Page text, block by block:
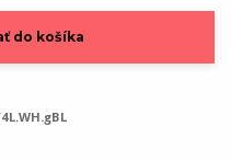
do košíka